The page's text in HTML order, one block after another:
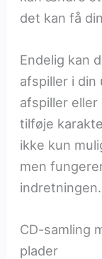
det kan få
Endelig kan
afspiller i din
afspiller eller
tilføje
ikke kun
men
indretningen.
CD-samling
plader